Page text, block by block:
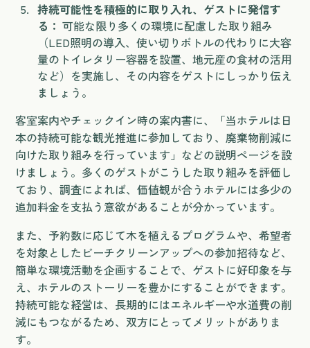
持続可能性を積極的に取り入れ、ゲストに発信す
る： 可能な限り多くの環境に配慮した取り組み
（LED照明の導入、使い切りボトルの代わりに大容
量のトイレタリー容器を設置、地元産の食材の活用
など）を実施し、その内容をゲストにしっかり伝え
ましょう。
客室案内やチェックイン時の案内書に、「当ホテルは日
本の持続可能な観光推進に参加しており、廃棄物削減に
向けた取り組みを行っています」などの説明ページを設
けましょう。多くのゲストがこうした取り組みを評価し
ており、調査によれば、価値観が合うホテルには多少の
追加料金を支払う意欲があることが分かっています。
また、予約数に応じて木を植えるプログラムや、希望者
を対象としたビーチクリーンアップへの参加招待など、
簡単な環境活動を企画することで、ゲストに好印象を与
え、ホテルのストーリーを豊かにすることができます。
持続可能な経営は、長期的にはエネルギーや水道費の削
減にもつながるため、双方にとってメリットがありま
す。